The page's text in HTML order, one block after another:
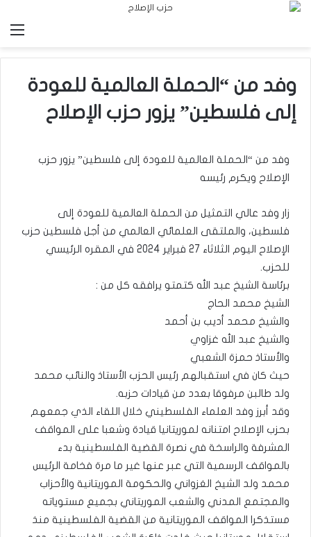
وفد من “الحملة العالمية للعودة
إلى فلسطين” يزور حزب الإصلاح
وفد من “الحملة العالمية للعودة إلى فلسطين” يزور حزب
الإصلاح ويكرم رئيسه
زار وفد عالي التمثيل من الحملة العالمية للعودة إلى
فلسطين، والملتقى العلمائي العالمي من أجل فلسطين حزب
الإصلاح اليوم الثلاثاء 27 فبراير 2024 في المقره الرئيسي
للحزب.
برئاسة الشيخ عبد الله كتمتو يرافقه كل من :
الشيخ محمد الحاج
والشيخ محمد أديب بن أحمد
والشيخ عبد الله غزاوي
والأستاذ حمزة الشعبي
حيث كان في استقبالهم رئيس الحزب الأستاذ والنائب محمد
ولد طالبن مرفوقا بعدد من قيادات حزبه.
وقد أبرز وفد العلماء الفلسطيني خلال اللقاء الذي جمعهم
بحزب الإصلاح امتنانه لموريتانيا قيادة وشعبا على المواقف
المشرفة والراسخة في نصرة القضية الفلسطينية بدء
بالمواقف الرسمية التي عبر عنها غير ما مرة فخامة الرئيس
محمد ولد الشيخ الغزواني والحكومة الموريتانية والأحزاب
والمجتمع المدني والشعب الموريتاني بجميع مستوياته
مستذكرا المواقف الموريتانية من القضية الفلسطينية منذ